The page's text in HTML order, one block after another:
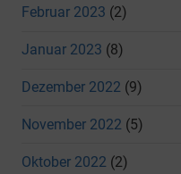
Februar 2023 (2)
Januar 2023 (8)
Dezember 2022 (9)
November 2022 (5)
Oktober 2022 (2)